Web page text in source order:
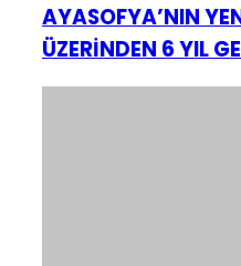
AYASOFYA’NIN
ÜZERİNDEN 6 YIL